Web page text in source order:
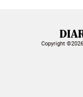
Copyright